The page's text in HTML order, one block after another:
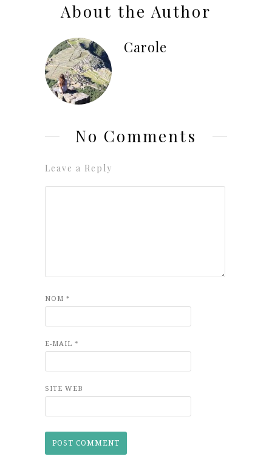
About the Author
Carole
No Comments
Leave a Reply
NOM *
E-MAIL *
SITE WEB